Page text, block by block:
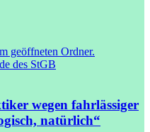
wegen fahrlässiger
natürlich“